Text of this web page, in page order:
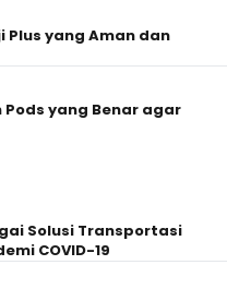
Plus yang Aman dan
Pods yang Benar agar
Solusi Transportasi
COVID-19